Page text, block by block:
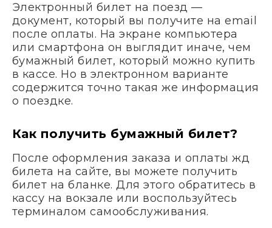
Электронный билет на поезд —
документ, который вы получите на email
после оплаты. На экране компьютера
или смартфона он выглядит иначе, чем
бумажный билет, который можно купить
в кассе. Но в электронном варианте
содержится точно такая же информация
о поездке.
Как получить бумажный билет?
После оформления заказа и оплаты жд
билета на сайте, вы можете получить
билет на бланке. Для этого обратитесь в
кассу на вокзале или воспользуйтесь
терминалом самообслуживания.